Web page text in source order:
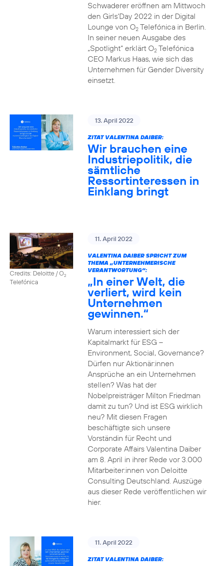
Schwaderer eröffnen am Mittwoch
den Girls‘Day 2022 in der Digital
Lounge von O2Telefónica in Berlin.
In seiner neuen Ausgabe des
„Spotlight“ erklärt O2Telefónica
CEO Markus Haas, wie sich das
Unternehmen für Gender Diversity
einsetzt.
13. April 2022
ZITAT VALENTINA DAIBER:
Wir brauchen eine
Industriepolitik, die
sämtliche
Ressortinteressen in
Einklang bringt
Credits: Deloitte / O2
Telefónica
11. April 2022
VALENTINA DAIBER SPRICHT ZUM
THEMA „UNTERNEHMERISCHE
VERANTWORTUNG“:
„In einer Welt, die
verliert, wird kein
Unternehmen
gewinnen.“
Warum interessiert sich der
Kapitalmarkt für ESG –
Environment, Social, Governance?
Dürfen nur Aktionär:innen
Ansprüche an ein Unternehmen
stellen? Was hat der
Nobelpreisträger Milton Friedman
damit zu tun? Und ist ESG wirklich
neu? Mit diesen Fragen
beschäftigte sich unsere
Vorständin für Recht und
Corporate Affairs Valentina Daiber
am 8. April in ihrer Rede vor 3.000
Mitarbeiter:innen von Deloitte
Consulting Deutschland. Auszüge
aus dieser Rede veröffentlichen wir
hier.
11. April 2022
ZITAT VALENTINA DAIBER: